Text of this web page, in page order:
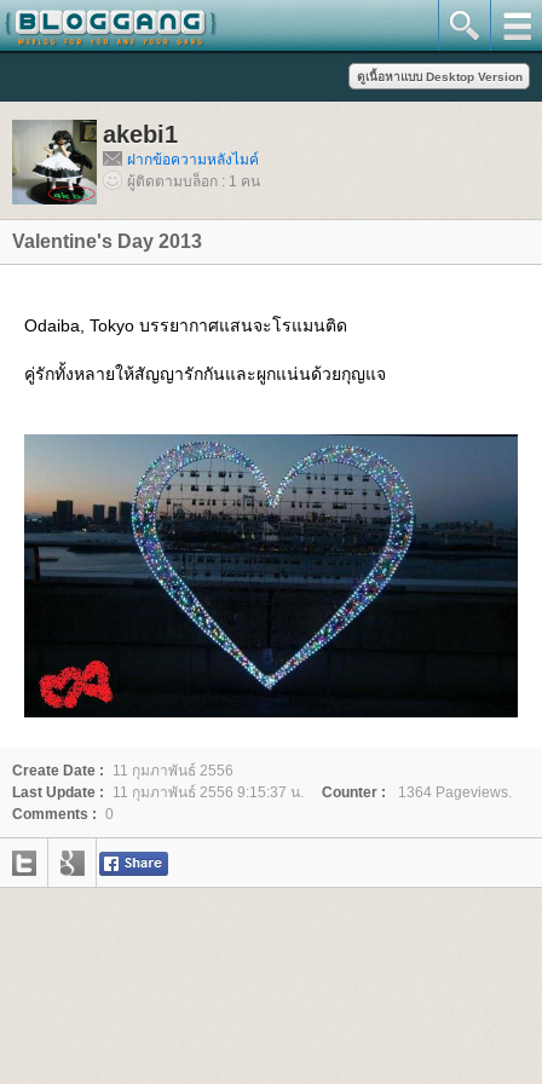
akebi1
ฝากข้อความหลังไมค์
ผู้ติดตามบล็อก : 1 คน
Valentine's Day 2013
Odaiba, Tokyo บรรยากาศแสนจะโรแมนติด
คู่รักทั้งหลายให้สัญญารักกันและผูกแน่นด้วยกุญแจ
Create Date :
11 กุมภาพันธ์ 2556
Last Update :
11 กุมภาพันธ์ 2556 9:15:37 น. Counter :
1364 Pageviews.
Comments : 0